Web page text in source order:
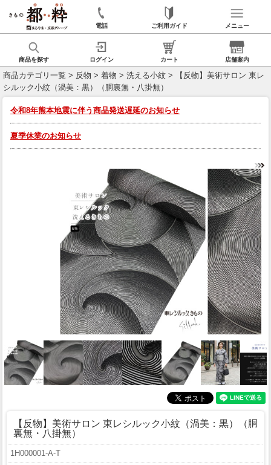
電話 ご利用ガイド メニュー
商品を探す ログイン カート 店舗案内
商品カテゴリ一覧 > 反物 > 着物 > 洗える小紋 > 【反物】美術サロン 東レ
シルック小紋（渦美：黒）（胴裏無・八掛無）
令和8年熊本地震に伴う商品発送遅延のお知らせ
夏季休業のお知らせ
【反物】美術サロン 東レシルック小紋（渦美：黒）（胴
裏無・八掛無）
1H000001-A-T